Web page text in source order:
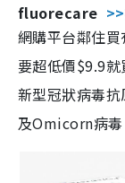
fluorecare
網購平台鄰住
要超低價$9.9
新型冠狀病毒
及Omicorn病毒